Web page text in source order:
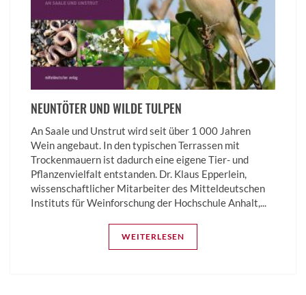
NEUNTÖTER UND WILDE TULPEN
An Saale und Unstrut wird seit über 1 000 Jahren
Wein angebaut. In den typischen Terrassen mit
Trockenmauern ist dadurch eine eigene Tier- und
Pflanzenvielfalt entstanden. Dr. Klaus Epperlein,
wissenschaftlicher Mitarbeiter des Mitteldeutschen
Instituts für Weinforschung der Hochschule Anhalt,...
WEITERLESEN